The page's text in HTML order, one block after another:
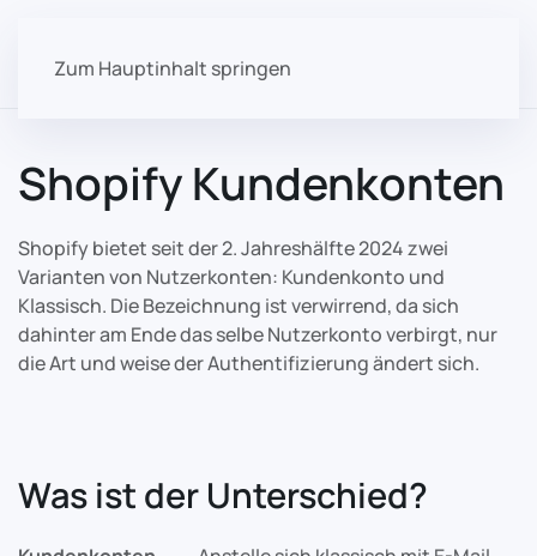
Zum Hauptinhalt springen
Shopify Kundenkonten
Shopify bietet seit der 2. Jahreshälfte 2024 zwei
Varianten von Nutzerkonten: Kundenkonto und
Klassisch. Die Bezeichnung ist verwirrend, da sich
dahinter am Ende das selbe Nutzerkonto verbirgt, nur
die Art und weise der Authentifizierung ändert sich.
Was ist der Unterschied?